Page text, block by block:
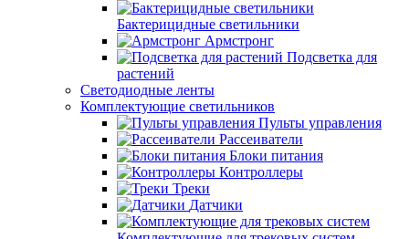
Бактерицидные светильники
Армстронг
Подсветка для
растений
Светодиодные ленты
Комплектующие светильников
Пульты управления
Рассеиватели
Блоки питания
Контроллеры
Треки
Датчики